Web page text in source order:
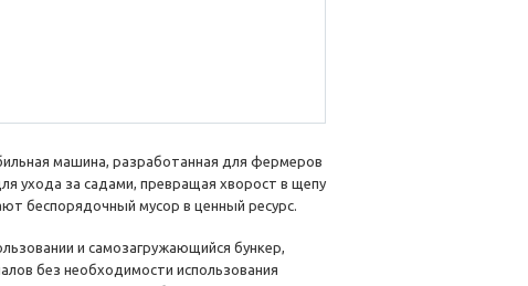
машина, разработанная для фермеров
ухода за садами, превращая хворост в щепу
беспорядочный мусор в ценный ресурс.
и самозагружающийся бункер,
без необходимости использования